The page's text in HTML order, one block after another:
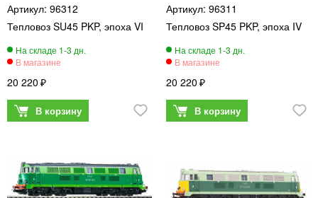
96312
Тепловоз SU45 PKP, эпоха VI
20 220
96311
Тепловоз SP45 PKP, эпоха IV
20 220